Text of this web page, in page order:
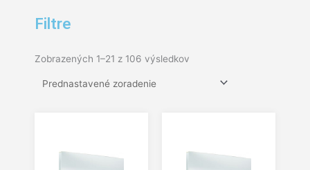
Filtre
Zobrazených 1–21 z 106 výsledkov